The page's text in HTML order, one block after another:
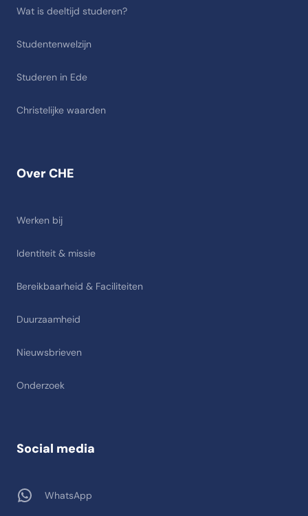
Over CHE
Werken bij
Identiteit & missie
Bereikbaarheid & Faciliteiten
Duurzaamheid
Nieuwsbrieven
Onderzoek
Wat is deeltijd studeren?
Studentenwelzijn
Studeren in Ede
Christelijke waarden
Social media
WhatsApp